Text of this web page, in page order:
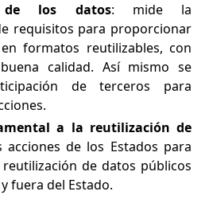
de los datos: mide la
requisitos para proporcionar
formatos reutilizables, con
calidad. Así mismo se
de terceros para
a la reutilización de
acciones de los Estados para
de datos públicos
fuera del Estado.